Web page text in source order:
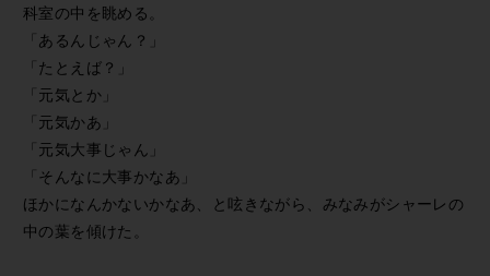
科室の中を眺める。
「あるんじゃん？」
「たとえば？」
「元気とか」
「元気かあ」
「元気大事じゃん」
「そんなに大事かなあ」
ほかになんかないかなあ、と呟きながら、みなみがシャーレの
中の葉を傾けた。